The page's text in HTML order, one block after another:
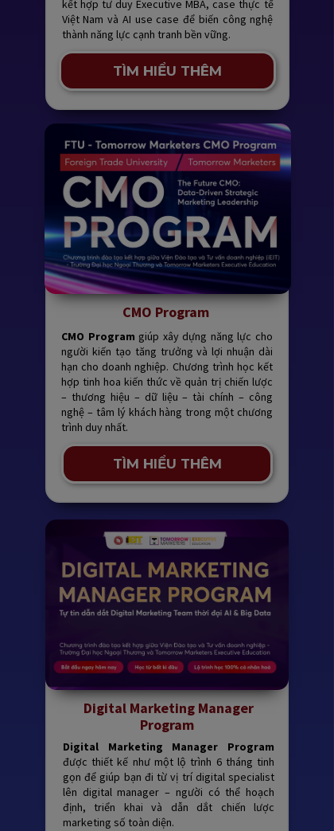
CMO Program
CMO Program giúp xây dựng năng lực cho
người kiến tạo tăng trưởng và lợi nhuận dài
hạn cho doanh nghiệp. Chương trình học kết
hợp tinh hoa kiến thức về quản trị chiến lược
– thương hiệu – dữ liệu – tài chính – công
nghệ – tâm lý khách hàng trong một chương
trình duy nhất.
TÌM HIỂU THÊM
TÌM HIỂU THÊM
kết hợp tư duy Executive MBA, case thực tế
Việt Nam và AI use case để biến công nghệ
thành năng lực cạnh tranh bền vững.
Digital Marketing Manager Program
được thiết kế như một lộ trình 6 tháng tinh
gọn để giúp bạn đi từ vị trí digital specialist
lên digital manager – người có thể hoạch
định, triển khai và dẫn dắt chiến lược
marketing số toàn diện.
Digital Marketing Manager
Program